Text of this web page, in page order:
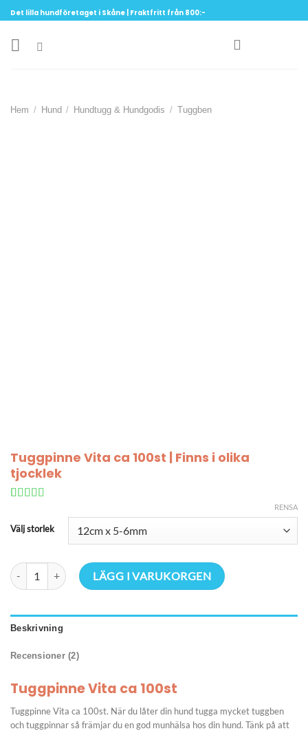
Skip
to
content
Det lilla hundföretaget i Skåne | Fraktfritt från 800:-
Hem / Hund / Hundtugg & Hundgodis / Tuggben
Tuggpinne Vita ca 100st | Finns i olika
tjocklek
baserat på
kundrecensioner
Välj storlek
RENSA
Tuggpinne Vita ca 100st | Finns i olika tjocklek mängd
LÄGG I VARUKORGEN
Beskrivning
Recensioner (2)
Tuggpinne Vita ca 100st
Tuggpinne Vita ca 100st. När du låter din hund tugga mycket tuggben
och tuggpinnar så främjar du en god munhälsa hos din hund. Tänk på att